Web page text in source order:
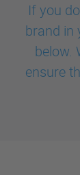
If you
brand in
below.
ensure